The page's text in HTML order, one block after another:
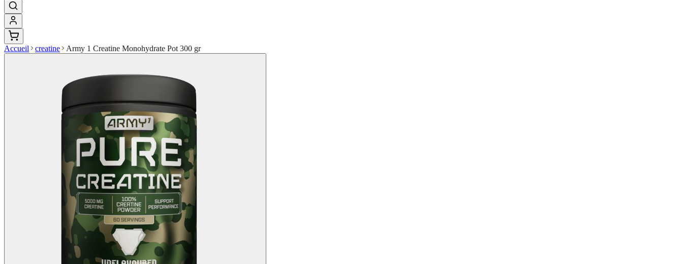
Accueil creatine Army 1 Creatine Monohydrate Pot 300 gr